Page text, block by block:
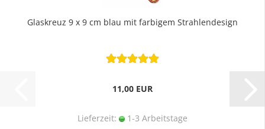
Glaskreuz 9 x 9 cm blau mit farbigem Strahlendesign
11,00 EUR
Lieferzeit: 1-3 Arbeitstage